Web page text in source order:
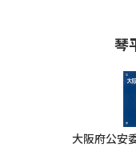
琴
大阪府公安